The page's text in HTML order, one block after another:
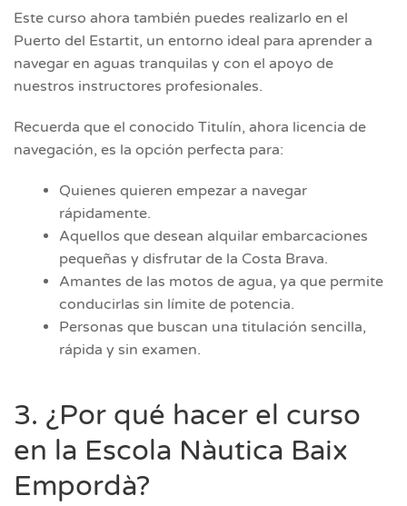
Este curso ahora también puedes realizarlo en el
Puerto del Estartit, un entorno ideal para aprender a
navegar en aguas tranquilas y con el apoyo de
nuestros instructores profesionales.
Recuerda que el conocido Titulín, ahora licencia de
navegación, es la opción perfecta para:
Quienes quieren empezar a navegar
rápidamente.
Aquellos que desean alquilar embarcaciones
pequeñas y disfrutar de la Costa Brava.
Amantes de las motos de agua, ya que permite
conducirlas sin límite de potencia.
Personas que buscan una titulación sencilla,
rápida y sin examen.
3. ¿Por qué hacer el curso
en la Escola Nàutica Baix
Empordà?